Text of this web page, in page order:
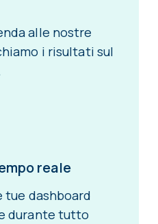
alle nostre
i risultati sul
reale
tue dashboard
durante tutto